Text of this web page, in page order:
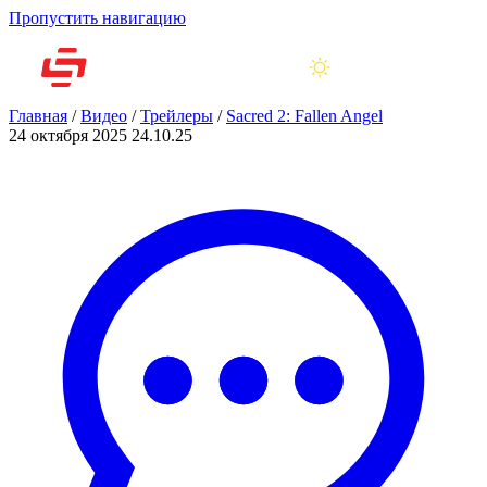
Пропустить навигацию
Главная /Видео /Трейлеры / Sacred 2: Fallen Angel
24 октября 2025 24.10.25